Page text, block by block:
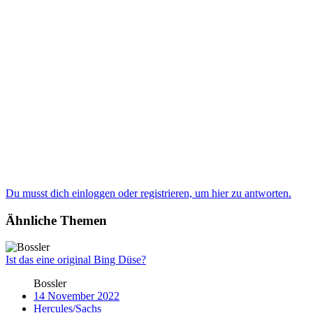
Du musst dich einloggen oder registrieren, um hier zu antworten.
Ähnliche Themen
Ist das eine original Bing Düse?
Bossler
14 November 2022
Hercules/Sachs